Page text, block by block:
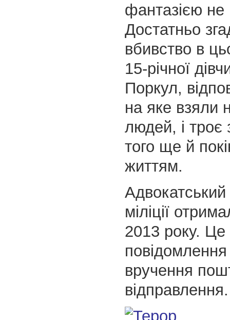
фантазією
Достатньо
вбивство в
15-річної
Поркул,
на яке взяли
людей, і троє
того ще й
життям.
Адвокатський
міліції
2013 року. Це
вручення
відправлення.